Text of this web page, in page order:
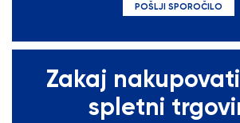
Zakaj
spletni